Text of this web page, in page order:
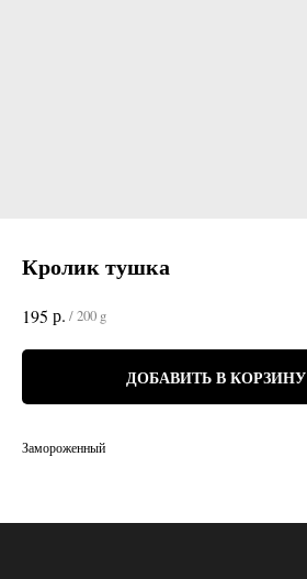
Кролик тушка
195 р. /200 g
ДОБАВИТЬ В КОРЗИНУ
Замороженный